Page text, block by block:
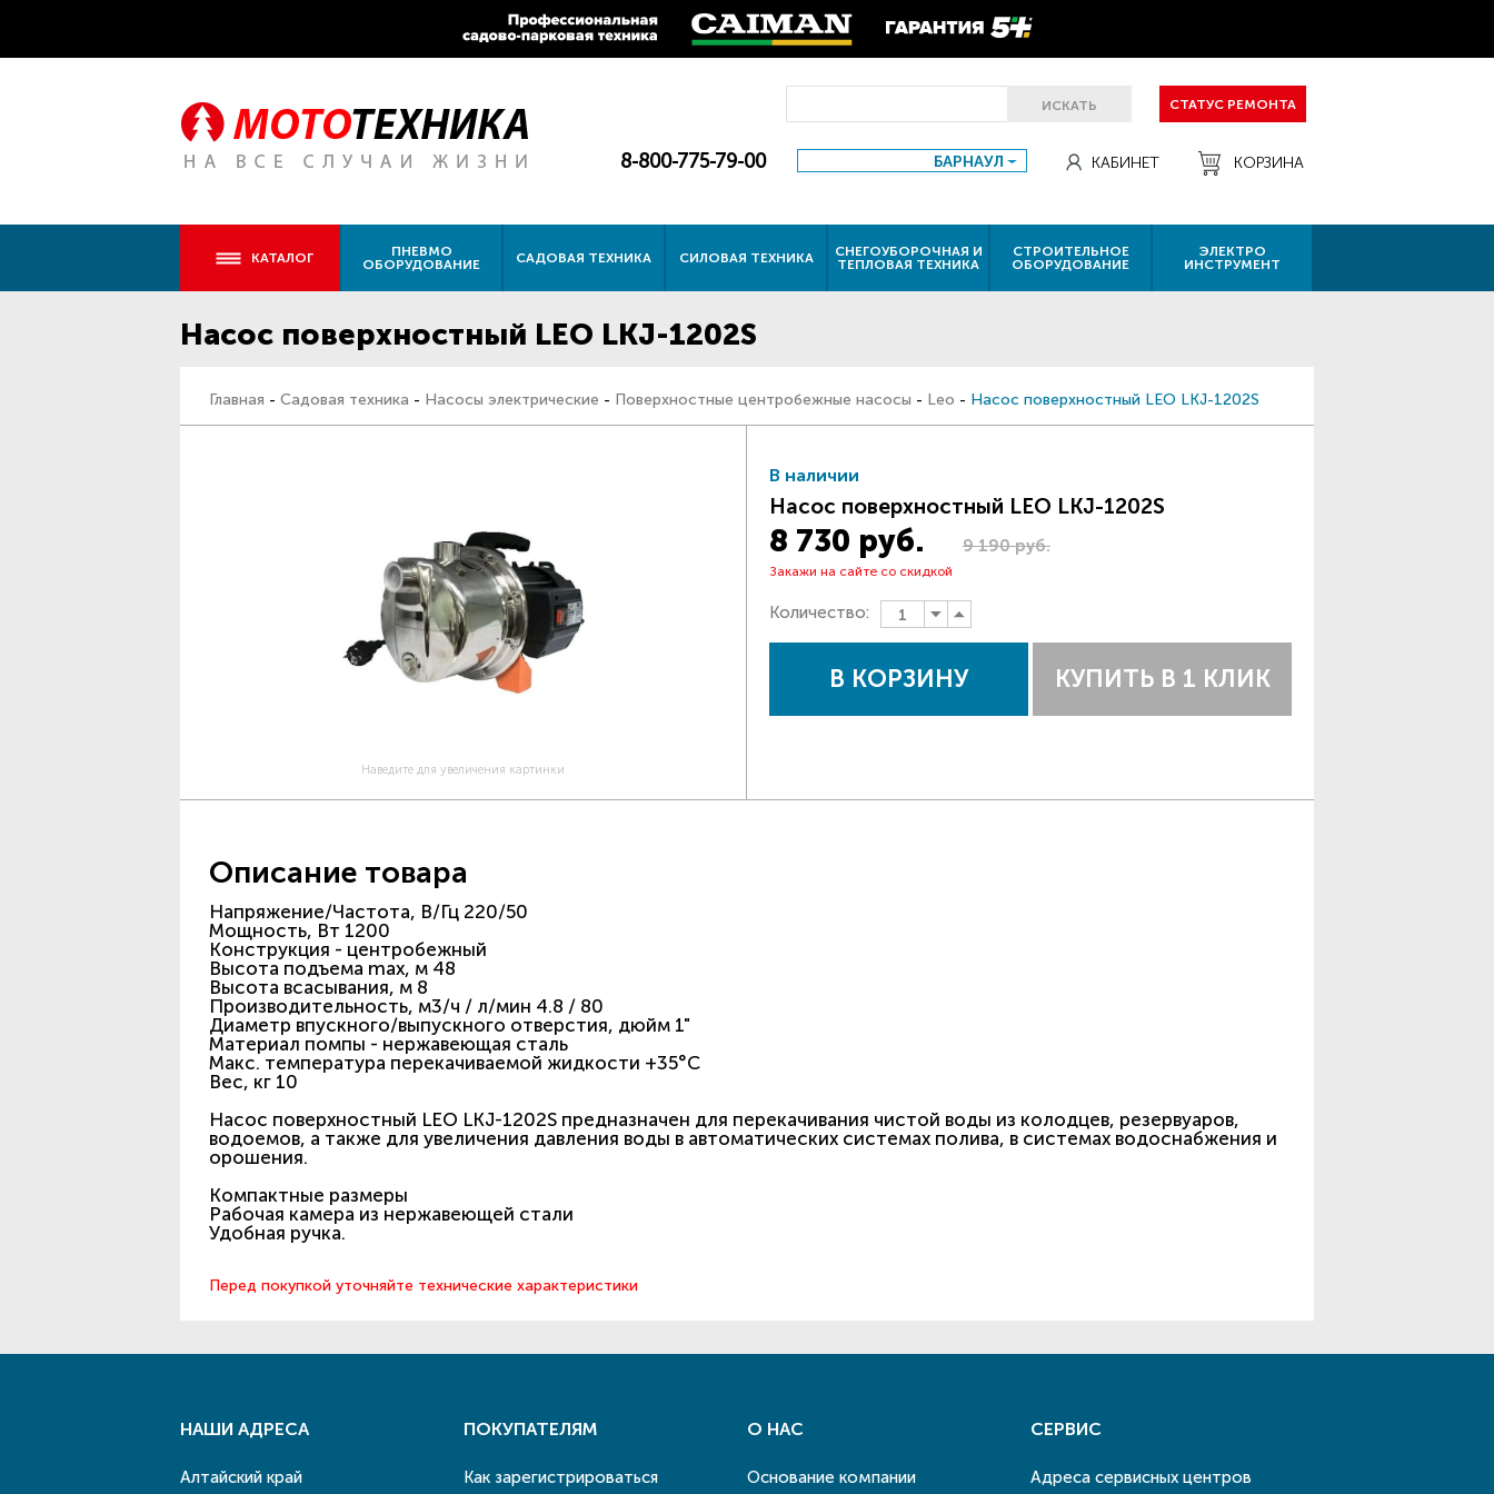
ИСКАТЬ СТАТУС РЕМОНТА
8-800-775-79-00 БАРНАУЛ КАБИНЕТ КОРЗИНА
КАТАЛОГ
ПНЕВМО
ОБОРУДОВАНИЕ
САДОВАЯ ТЕХНИКА СИЛОВАЯ ТЕХНИКА
СНЕГОУБОРОЧНАЯ И
ТЕПЛОВАЯ ТЕХНИКА
СТРОИТЕЛЬНОЕ
ОБОРУДОВАНИЕ
ЭЛЕКТРО
ИНСТРУМЕНТ
Насос поверхностный LEO LKJ-1202S
Главная - Садовая техника - Насосы электрические - Поверхностные центробежные насосы - Leo - Насос поверхностный LEO LKJ-1202S
Наведите для увеличения картинки
В наличии
Насос поверхностный LEO LKJ-1202S
8 730 руб. 9 190 руб.
Закажи на сайте со скидкой
Количество:
В КОРЗИНУ КУПИТЬ В 1 КЛИК
Описание товара
Напряжение/Частота, В/Гц 220/50
Мощность, Вт 1200
Конструкция - центробежный
Высота подъема max, м 48
Высота всасывания, м 8
Производительность, м3/ч / л/мин 4.8 / 80
Диаметр впускного/выпускного отверстия, дюйм 1"
Материал помпы - нержавеющая сталь
Макс. температура перекачиваемой жидкости +35°C
Вес, кг 10
Насос поверхностный LEO LKJ-1202S предназначен для перекачивания чистой воды из колодцев, резервуаров,
водоемов, а также для увеличения давления воды в автоматических системах полива, в системах водоснабжения и
орошения.
Компактные размеры
Рабочая камера из нержавеющей стали
Удобная ручка.
Перед покупкой уточняйте технические характеристики
НАШИ АДРЕСА
Алтайский край
ПОКУПАТЕЛЯМ
Как зарегистрироваться
О НАС
Основание компании
СЕРВИС
Адреса сервисных центров